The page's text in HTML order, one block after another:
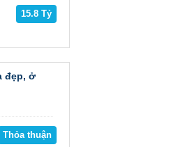
15.8 Tỷ
đẹp, ở
Thỏa thuận